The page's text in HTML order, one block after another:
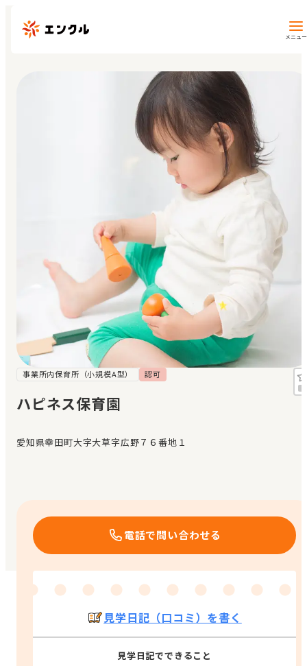
メニュー
お気に入り
見学日記
メッセージ
おすすめの園
エンクルの特徴と活用方法
事業所内保育所（小規模A型） 認可
ハピネス保育園
愛知県幸田町大字大草字広野７６番地１
電話で問い合わせる
見学日記（口コミ）を書く
見学日記でできること